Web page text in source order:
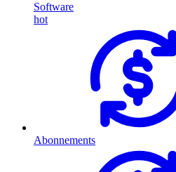
Software
hot
Abonnements